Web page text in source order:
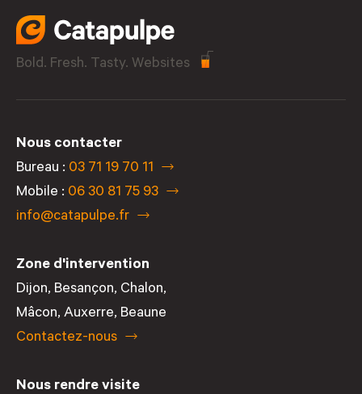
Bold. Fresh. Tasty. Websites
Nous contacter
Bureau : 03 71 19 70 11
Mobile : 06 30 81 75 93
info@catapulpe.fr
Zone d'intervention
Dijon, Besançon, Chalon,
Mâcon, Auxerre, Beaune
Contactez-nous
Nous rendre visite